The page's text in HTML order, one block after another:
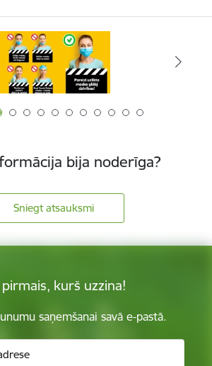
bija noderīga?
Sniegt atsauksmi
pirmais, kurš uzzina!
saņemšanai savā e-pastā.